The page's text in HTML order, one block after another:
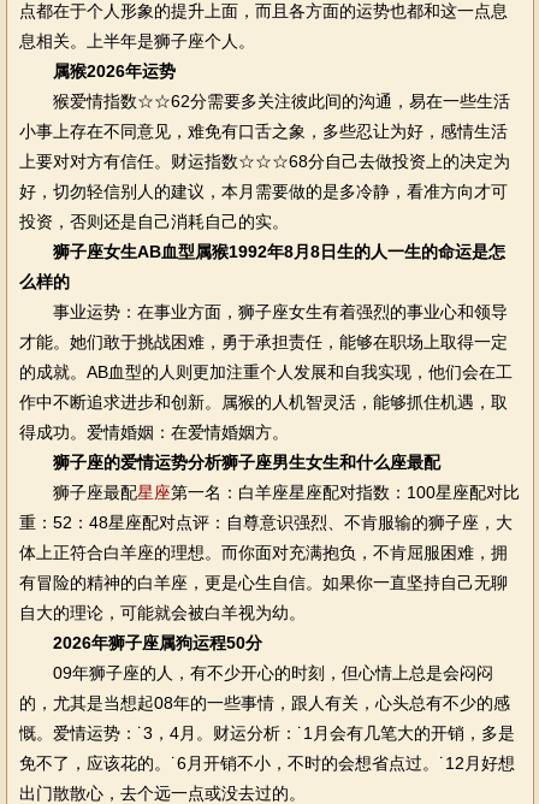
点都在于个人形象的提升上面，而且各方面的运势也都和这一点息
息相关。上半年是狮子座个人。
属猴2026年运势
猴爱情指数☆☆62分需要多关注彼此间的沟通，易在一些生活
小事上存在不同意见，难免有口舌之象，多些忍让为好，感情生活
上要对对方有信任。财运指数☆☆☆68分自己去做投资上的决定为
好，切勿轻信别人的建议，本月需要做的是多冷静，看准方向才可
投资，否则还是自己消耗自己的实。
狮子座女生AB血型属猴1992年8月8日生的人一生的命运是怎
么样的
事业运势：在事业方面，狮子座女生有着强烈的事业心和领导
才能。她们敢于挑战困难，勇于承担责任，能够在职场上取得一定
的成就。AB血型的人则更加注重个人发展和自我实现，他们会在工
作中不断追求进步和创新。属猴的人机智灵活，能够抓住机遇，取
得成功。爱情婚姻：在爱情婚姻方。
狮子座的爱情运势分析狮子座男生女生和什么座最配
狮子座最配星座第一名：白羊座星座配对指数：100星座配对比
重：52：48星座配对点评：自尊意识强烈、不肯服输的狮子座，大
体上正符合白羊座的理想。而你面对充满抱负，不肯屈服困难，拥
有冒险的精神的白羊座，更是心生自信。如果你一直坚持自己无聊
自大的理论，可能就会被白羊视为幼。
2026年狮子座属狗运程50分
09年狮子座的人，有不少开心的时刻，但心情上总是会闷闷
的，尤其是当想起08年的一些事情，跟人有关，心头总有不少的感
慨。爱情运势：˙3，4月。财运分析：˙1月会有几笔大的开销，多是
免不了，应该花的。˙6月开销不小，不时的会想省点过。˙12月好想
出门散散心，去个远一点或没去过的。